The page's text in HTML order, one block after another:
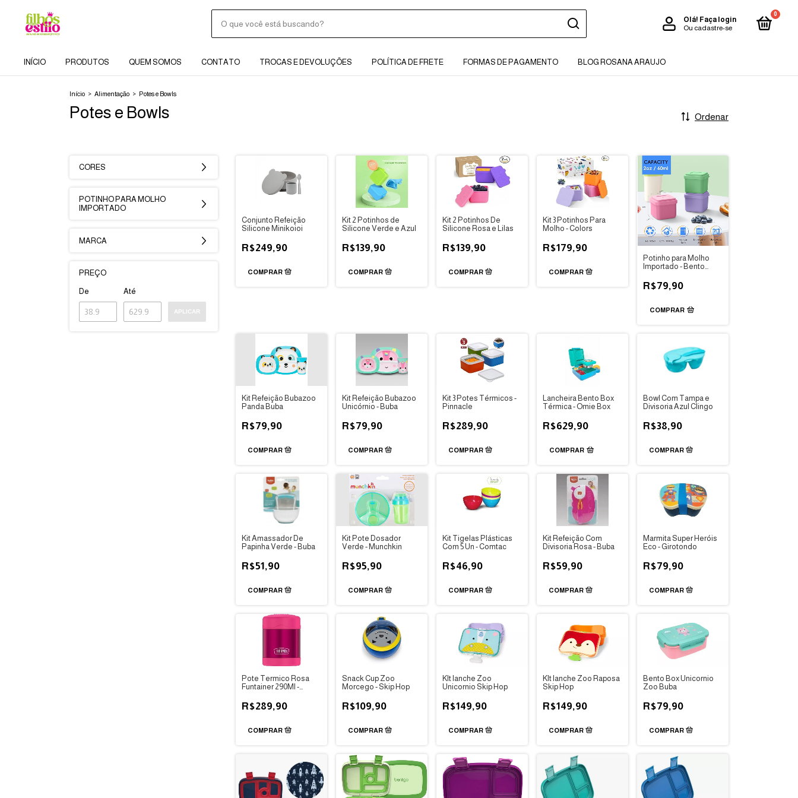
Olá! Faça login
Ou cadastre-se
0
INÍCIO PRODUTOS QUEM SOMOS CONTATO TROCAS E DEVOLUÇÕES POLÍTICA DE FRETE FORMAS DE PAGAMENTO BLOG ROSANA ARAUJO
Início > Alimentação > Potes e Bowls
Potes e Bowls Ordenar
CORES
POTINHO PARA MOLHO
IMPORTADO
MARCA
PREÇO
De Até
APLICAR
Conjunto Refeição
Silicone Minikoioi
R$249,90
Kit 2 Potinhos de
Silicone Verde e Azul
R$139,90
Kit 2 Potinhos De
Silicone Rosa e Lilas
R$139,90
Kit 3 Potinhos Para
Molho - Colors
R$179,90
Potinho para Molho
Importado - Bento
R$79,90
COMPRAR
Kit Refeição Bubazoo
Panda Buba
R$79,90
Kit Refeição Bubazoo
Unicórnio - Buba
R$79,90
Kit 3 Potes Térmicos -
Pinnacle
R$289,90
Lancheira Bento Box
Térmica - Omie Box
R$629,90
COMPRAR
Bowl Com Tampa e
Divisoria Azul Clingo
R$38,90
Kit Amassador De
Papinha Verde - Buba
R$51,90
Kit Pote Dosador
Verde - Munchkin
R$95,90
Kit Tigelas Plásticas
Com 5 Un - Comtac
R$46,90
Kit Refeição Com
Divisoria Rosa - Buba
R$59,90
Marmita Super Heróis
Eco - Girotondo
R$79,90
Pote Termico Rosa
Funtainer 290Ml -
R$289,90
Snack Cup Zoo
Morcego - Skip Hop
R$109,90
KIt lanche Zoo
Unicornio Skip Hop
R$149,90
KIt lanche Zoo Raposa
Skip Hop
R$149,90
Bento Box Unicornio
Zoo Buba
R$79,90